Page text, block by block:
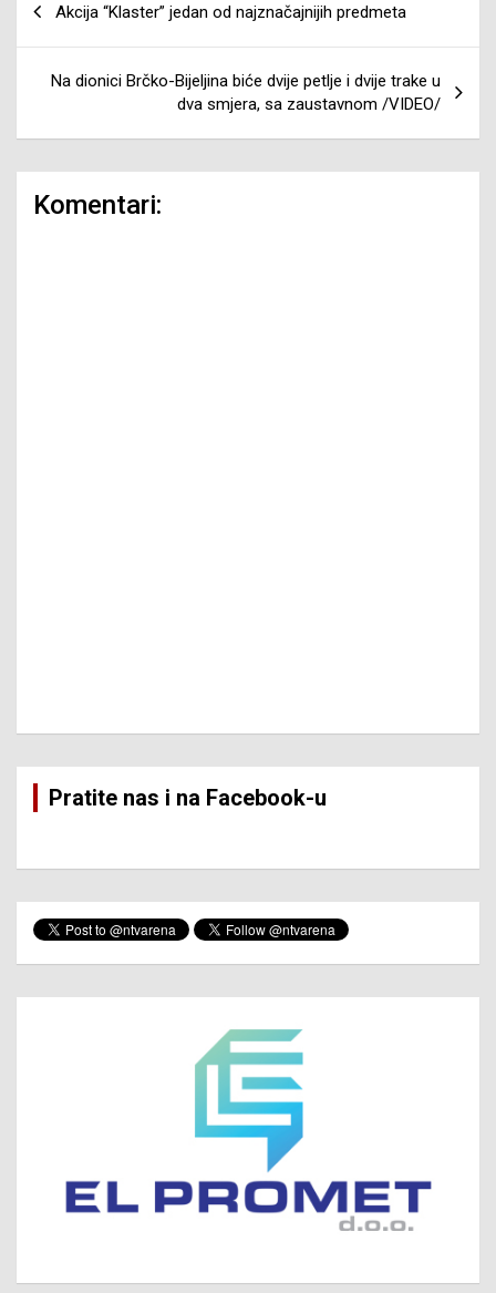
članaka
Akcija “Klaster” jedan od najznačajnijih predmeta
Na dionici Brčko-Bijeljina biće dvije petlje i dvije trake u
dva smjera, sa zaustavnom /VIDEO/
Komentari:
Pratite nas i na Facebook-u